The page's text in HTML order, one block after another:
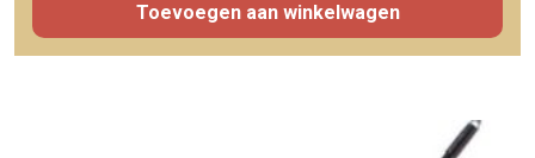
Toevoegen aan winkelwagen